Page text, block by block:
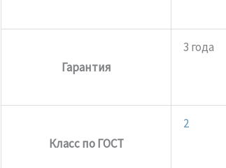
Гарантия
3 года
Класс по ГОСТ
2